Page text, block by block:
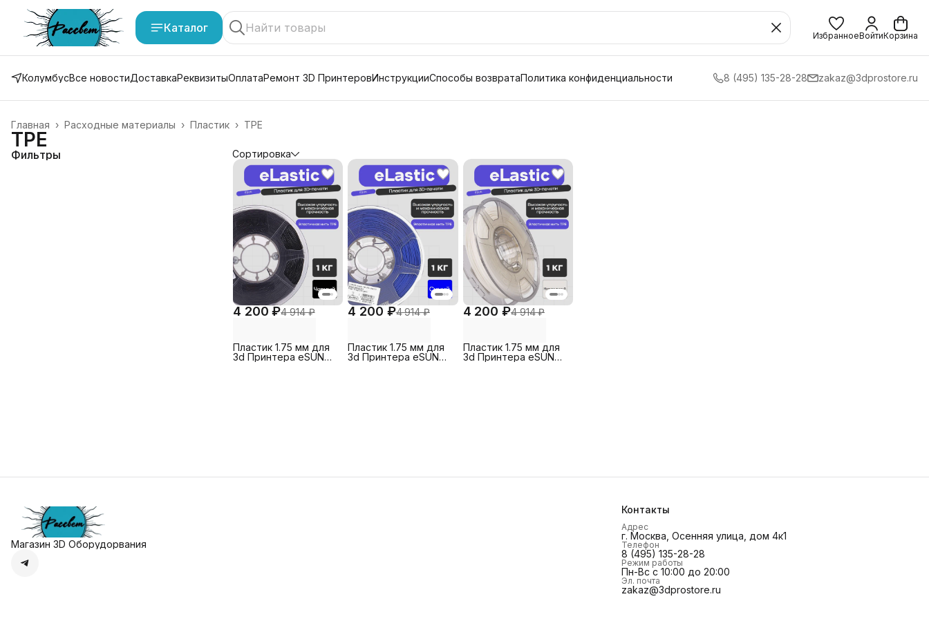
Каталог
ИзбранноеВойтиКорзина
КолумбусВсе новостиДоставкаРеквизитыОплатаРемонт 3D ПринтеровИнструкцииСпособы возвратаПолитика конфиденциальности 8 (495) 135-28-28 zakaz@3dprostore.ru
TPE
Пластик ›
Расходные материалы ›
Главная ›
TPE
Фильтры Сортировка
4 200 ₽4 914 ₽
Пластик 1.75 мм для
3d Принтера eSUN
4 200 ₽4 914 ₽
Пластик 1.75 мм для
3d Принтера eSUN
4 200 ₽4 914 ₽
Пластик 1.75 мм для
3d Принтера eSUN
Магазин 3D Оборудорвания
Контакты
Адрес
г. Москва, Осенняя улица, дом 4к1
Телефон
8 (495) 135-28-28
Режим работы
Пн-Вс с 10:00 до 20:00
Эл. почта
zakaz@3dprostore.ru